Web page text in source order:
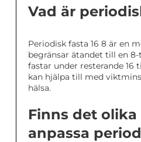
Vad är
Periodisk fasta 16 8 är en
begränsar ätandet till en
fastar under resterande 16
kan hjälpa till med
hälsa.
Finns det
anpassa